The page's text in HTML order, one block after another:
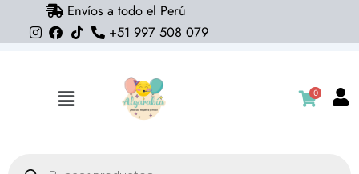
Envíos a todo el Perú
+51 997 508 079
Flyout
0